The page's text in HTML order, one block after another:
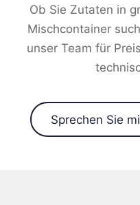
Ob Sie Zutaten in
Mischcontainer
unser Team für
Sprechen Sie